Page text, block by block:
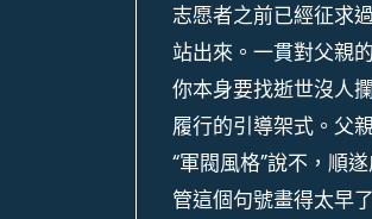
志愿者之前已經征求
站出來。一貫對父親
你本身要找逝世沒人
履行的引導架式。父
“軍閥風格”說不，順
管這個句號畫得太早